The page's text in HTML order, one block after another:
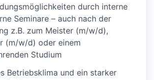
durch interne
Seminare – auch nach der
z.B. zum Meister (m/w/d),
(m/w/d) oder einem
Studium
Betriebsklima und ein starker